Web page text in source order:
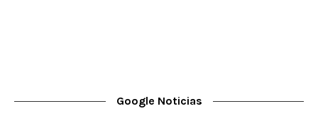
Google Noticias